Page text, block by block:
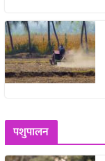
पशुपालन